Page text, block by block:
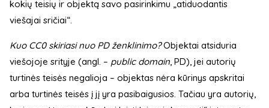
kokių teisių ir objektą savo pasirinkimu „atiduodantis
viešajai sričiai“.
Kuo CC0 skiriasi nuo PD ženklinimo?Objektai atsiduria
viešojoje srityje (angl. – public domain , PD), jei autorių
turtinės teisės negalioja – objektas nėra kūrinys apskritai
arba turtinės teisės į jį yra pasibaigusios. Tačiau yra autorių,